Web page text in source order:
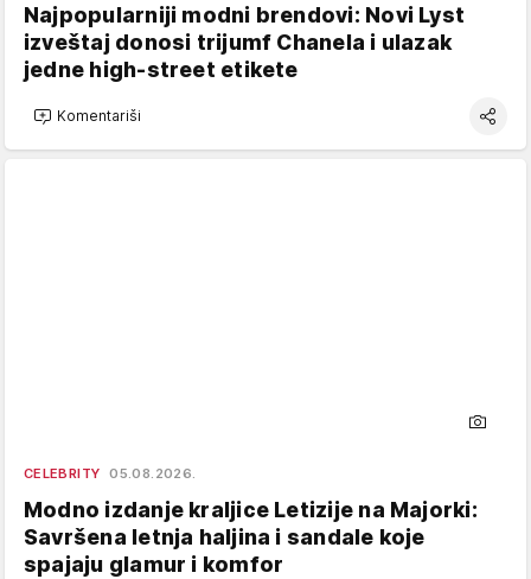
Najpopularniji modni brendovi: Novi Lyst
izveštaj donosi trijumf Chanela i ulazak
jedne high-street etikete
Komentariši
CELEBRITY 05.08.2026.
Modno izdanje kraljice Letizije na Majorki:
Savršena letnja haljina i sandale koje
spajaju glamur i komfor